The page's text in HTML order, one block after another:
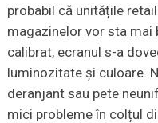
probabil că unitățile
magazinelor vor sta mai
calibrat, ecranul s-a
luminozitate și culoare.
deranjant sau pete
mici probleme în colțul